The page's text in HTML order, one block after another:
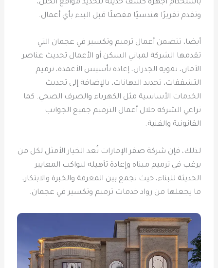
باستخدام أجهزة كشف حديثة لتحديد مواقع الخلل،
وتقدم تقريرًا هندسيًا مفصلًا قبل البدء بأي أعمال.
أيضا، تتضمن أعمال ترميم وتكسير في عجمان التي
تقدمها الشركة لمباني السكن أو الأعمال تحديث عناصر
الأمان، تقوية الجدران، إعادة تأسيس الأعمدة، ترميم
التشققات، تجديد الدهانات، بالإضافة إلى تحديث
الخدمات الأساسية مثل الكهرباء والصرف الصحي. كما
تراعي الشركة خلال أعمال الترميم جميع الجوانب
القانونية والفنية.
لذلك، فإن شركة صقر الإمارات تُعد الخيار الأمثل لكل من
يرغب في ترميم مبناه وإعادة تأهيله ليواكب المعايير
الحديثة للبناء، حيث تجمع بين المعرفة والخبرة والابتكار،
ما يجعلها من رواد خدمات ترميم وتكسير في عجمان.